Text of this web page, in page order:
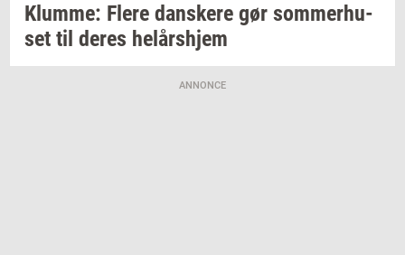
Klum­me: Flere dan­ske­re gør som­mer­hu­
set til deres helårs­hjem
ANNONCE